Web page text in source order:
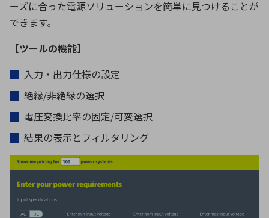
ーズに合った電源ソリューションを簡単に見つけることが
できます。
【ツールの機能】
入力・出力仕様の設定
絶縁/非絶縁の選択
電圧変換比率の固定/可変選択
結果の表示とフィルタリング